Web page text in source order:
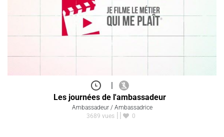
|
Les journées de l'ambassadeur
Ambassadeur / Ambassadrice
3689 vues
0